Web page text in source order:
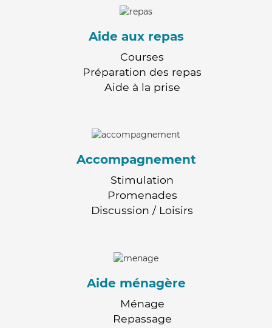
Aide aux repas
Courses
Préparation des repas
Aide à la prise
Accompagnement
Stimulation
Promenades
Discussion / Loisirs
Aide ménagère
Ménage
Repassage